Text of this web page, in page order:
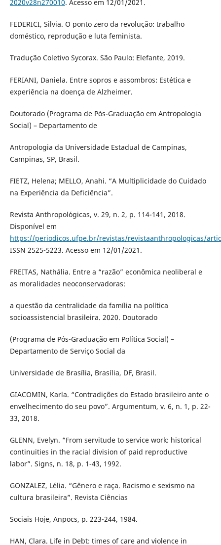
2020v28n270010. Acesso em 12/01/2021.
FEDERICI, Silvia. O ponto zero da revolução: trabalho
doméstico, reprodução e luta feminista.
Tradução Coletivo Sycorax. São Paulo: Elefante, 2019.
FERIANI, Daniela. Entre sopros e assombros: Estética e
experiência na doença de Alzheimer.
Doutorado (Programa de Pós-Graduação em Antropologia
Social) – Departamento de
Antropologia da Universidade Estadual de Campinas,
Campinas, SP, Brasil.
FIETZ, Helena; MELLO, Anahi. “A Multiplicidade do Cuidado
na Experiência da Deficiência”.
Revista Anthropológicas, v. 29, n. 2, p. 114-141, 2018.
Disponível em
https://periodicos.ufpe.br/revistas/revistaanthropologicas/
ISSN 2525-5223. Acesso em 12/01/2021.
FREITAS, Nathália. Entre a “razão” econômica neoliberal e
as moralidades neoconservadoras:
a questão da centralidade da família na política
socioassistencial brasileira. 2020. Doutorado
(Programa de Pós-Graduação em Política Social) –
Departamento de Serviço Social da
Universidade de Brasília, Brasília, DF, Brasil.
GIACOMIN, Karla. “Contradições do Estado brasileiro ante o
envelhecimento do seu povo”. Argumentum, v. 6, n. 1, p. 22-
33, 2018.
GLENN, Evelyn. “From servitude to service work: historical
continuities in the racial division of paid reproductive
labor”. Signs, n. 18, p. 1-43, 1992.
GONZALEZ, Lélia. “Gênero e raça. Racismo e sexismo na
cultura brasileira”. Revista Ciências
Sociais Hoje, Anpocs, p. 223-244, 1984.
HAN, Clara. Life in Debt: times of care and violence in